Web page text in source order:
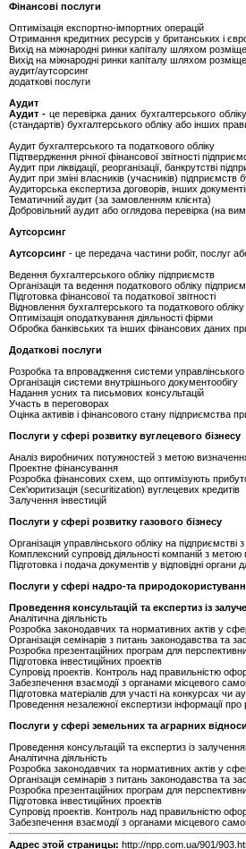
Фінансові послуги
Оптимізація експортно-імпортних операцій
Отримання кредитних ресурсів у британських і
Вихід на міжнародні ринки капіталу шляхом
Вихід на міжнародні ринки капіталу шляхом
аудит/аутсорсинг
додаткові послуги
Аудит
Аудит - це перевірка даних бухгалтерського
(стандартів) бухгалтерського обліку або інших
Аудит бухгалтерського та податкового обліку
Підтвердження річної фінансової звітності
Аудит при ліквідації, реорганізації, банкрутстві
Аудит при зміні власників (учасників) підприємств
Аудиторська експертиза договорів, інших
Тематичний аудит (за замовленням клієнта)
Добровільний аудит або оглядова перевірка (на
Аутсорсинг
Аутсорсинг - це передача частини робіт, послуг
Ведення бухгалтерського обліку підприємств
Організація та ведення податкового обліку
Підготовка фінансової та податкової звітності
Відновлення бухгалтерського та податкового обліку
Оптимізація оподаткування діяльності фірми
Обробка банківських та інших фінансових даних при
Додаткові послуги
Розробка та впровадження системи управлінського
Організація системи внутрішнього документообігу
Надання усних та письмових консультацій
Участь в переговорах
Оцінка активів і фінансового стану підприємства
Послуги у сфері розвитку вуглецевого бізнесу
Аналіз виробничих потужностей з метою
Проектне фінансування
Розробка фінансових схем, що оптимізують
Сек'юритизація (securitization) вуглецевих кредитів
Залучення інвестицій
Послуги у сфері розвитку газового бізнесу
Організація управлінського обліку на
Комплексний супровід діяльності компаній з
Підготовка і подача документів у відповідні
Послуги у сфері надро-та
Проведення консультацій та експертиз із
Аналітична діяльність
Розробка законодавчих та нормативних актів у
Організація семінарів з питань законодавства та
Розробка презентаційних програм для
Підготовка інвестиційних проектів
Супровід проектів. Контроль над правильністю
Забезпечення взаємодії з органами місцевого
Підготовка матеріалів для участі на конкурсах чи
Проведення незалежної експертизи інформації про
Послуги у сфері земельних та аграрних
Проведення консультацій та експертиз із
Аналітична діяльність
Розробка законодавчих та нормативних актів у
Організація семінарів з питань законодавства та
Розробка презентаційних програм для
Підготовка інвестиційних проектів
Супровід проектів. Контроль над правильністю
Забезпечення взаємодії з органами місцевого
Адрес этой страницы: http://npp.com.ua/901/